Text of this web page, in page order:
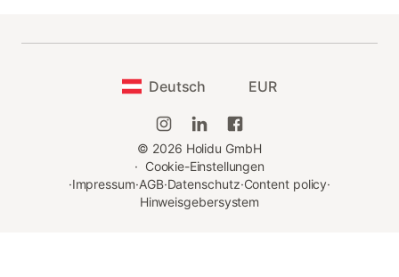
Deutsch EUR
© 2026 Holidu GmbH
· Cookie-Einstellungen
·Impressum·AGB·Datenschutz·Content policy·
Hinweisgebersystem